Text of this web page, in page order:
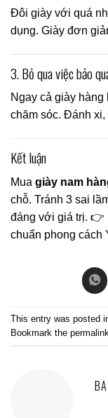
Đôi giày với quá
dụng. Giày đơn
3. Bỏ qua việc bảo
Ngay cả giày
chăm sóc. Đánh xi,
Kết luận
Mua giày nam
chỗ. Tránh 3 sai
đáng với giá trị. 👉
chuẩn phong cách
This entry was posted
Bookmark the permalink